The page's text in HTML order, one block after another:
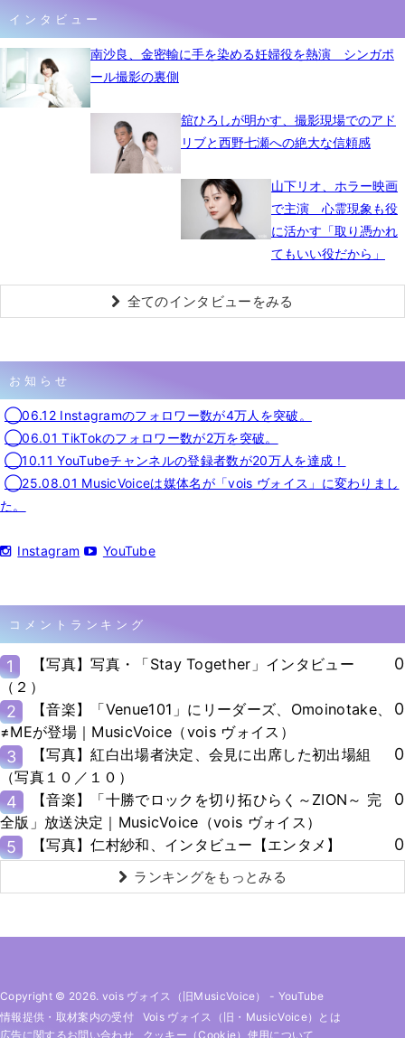
インタビュー
南沙良、金密輸に手を染める妊婦役を熱演 シンガポ
ール撮影の裏側
舘ひろしが明かす、撮影現場でのアド
リブと西野七瀬への絶大な信頼感
山下リオ、ホラー映画
で主演 心霊現象も役
に活かす「取り憑かれ
てもいい役だから」
全てのインタビューをみる
お知らせ
◯06.12 Instagramのフォロワー数が4万人を突破。
◯06.01 TikTokのフォロワー数が2万を突破。
◯10.11 YouTubeチャンネルの登録者数が20万人を達成！
◯25.08.01 MusicVoiceは媒体名が「vois ヴォイス」に変わりまし
た。
Instagram YouTube
コメントランキング
1
【写真】写真・「Stay Together」インタビュー
（２）
0
2
【音楽】「Venue101」にリーダーズ、Omoinotake、
≠MEが登場｜MusicVoice（vois ヴォイス）
0
3
【写真】紅白出場者決定、会見に出席した初出場組
（写真１０／１０）
0
4
【音楽】「十勝でロックを切り拓ひらく～ZION～ 完
全版」放送決定｜MusicVoice（vois ヴォイス）
0
5 【写真】仁村紗和、インタビュー【エンタメ】 0
ランキングをもっとみる
Copyright © 2026. vois ヴォイス（旧MusicVoice） - YouTube
情報提供・取材案内の受付
Vois ヴォイス（旧・MusicVoice）とは
広告に関するお問い合わせ
クッキー（cookie）使用について